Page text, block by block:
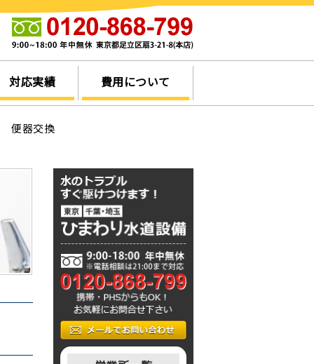
対応実績 費用について
便器交換